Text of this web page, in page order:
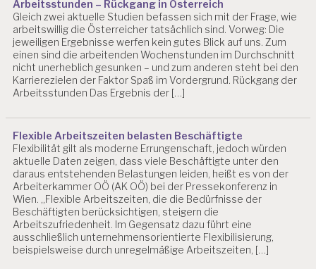
Arbeitsstunden – Rückgang in Österreich
Gleich zwei aktuelle Studien befassen sich mit der Frage, wie
arbeitswillig die Österreicher tatsächlich sind. Vorweg: Die
jeweiligen Ergebnisse werfen kein gutes Blick auf uns. Zum
einen sind die arbeitenden Wochenstunden im Durchschnitt
nicht unerheblich gesunken – und zum anderen steht bei den
Karrierezielen der Faktor Spaß im Vordergrund. Rückgang der
Arbeitsstunden Das Ergebnis der […]
Flexible Arbeitszeiten belasten Beschäftigte
Flexibilität gilt als moderne Errungenschaft, jedoch würden
aktuelle Daten zeigen, dass viele Beschäftigte unter den
daraus entstehenden Belastungen leiden, heißt es von der
Arbeiterkammer OÖ (AK OÖ) bei der Pressekonferenz in
Wien. „Flexible Arbeitszeiten, die die Bedürfnisse der
Beschäftigten berücksichtigen, steigern die
Arbeitszufriedenheit. Im Gegensatz dazu führt eine
ausschließlich unternehmensorientierte Flexibilisierung,
beispielsweise durch unregelmäßige Arbeitszeiten, […]